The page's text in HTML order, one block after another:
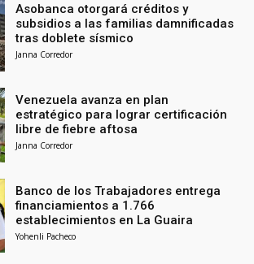
Asobanca otorgará créditos y
subsidios a las familias damnificadas
tras doblete sísmico
Janna Corredor
Venezuela avanza en plan
estratégico para lograr certificación
libre de fiebre aftosa
Janna Corredor
Banco de los Trabajadores entrega
financiamientos a 1.766
establecimientos en La Guaira
Yohenli Pacheco